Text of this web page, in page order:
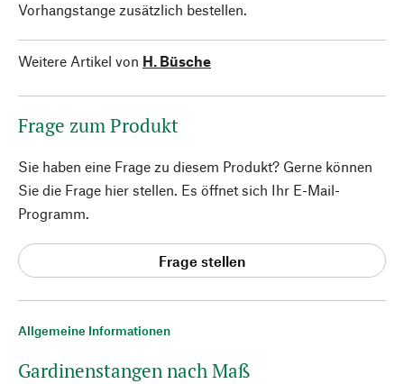
Allgemeine Informationen
Gardinenstangen nach Maß
Vorhangstange zusätzlich bestellen.
Weitere Artikel von H. Büsche
Frage zum Produkt
Sie haben eine Frage zu diesem Produkt? Gerne können
Sie die Frage hier stellen. Es öffnet sich Ihr E-Mail-
Programm.
Frage stellen